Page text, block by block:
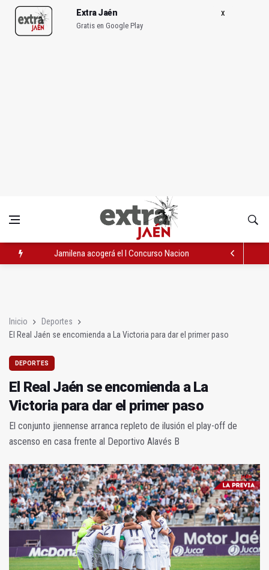
Extra Jaén
Gratis en Google Play
Jamilena acogerá el I Concurso Nacional de Trompa y Piano
Inicio
Deportes
El Real Jaén se encomienda a La Victoria para dar el primer paso
DEPORTES
El Real Jaén se encomienda a La
Victoria para dar el primer paso
El conjunto jiennense arranca repleto de ilusión el play-off de
ascenso en casa frente al Deportivo Alavés B